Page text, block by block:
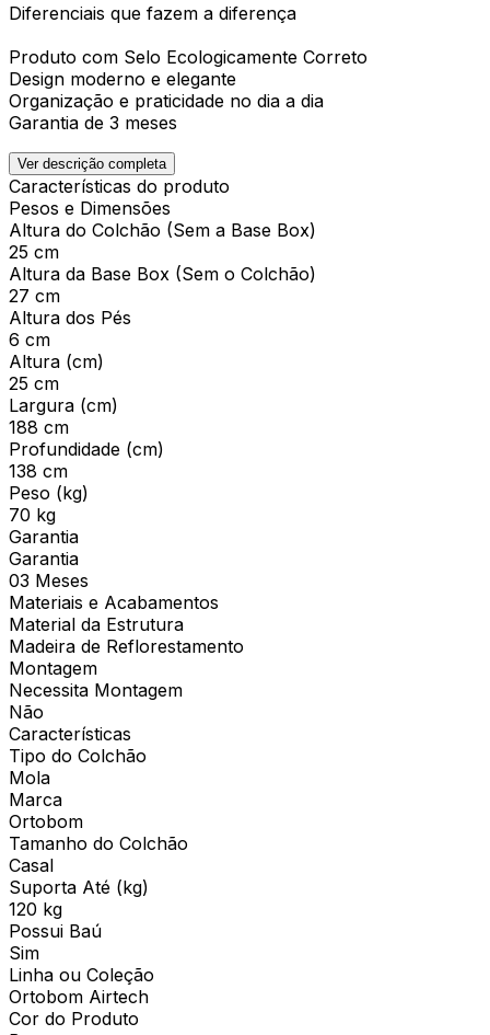
Diferenciais que fazem a diferença
Produto com Selo Ecologicamente Correto
Design moderno e elegante
Organização e praticidade no dia a dia
Garantia de 3 meses
Ver descrição completa
Características do produto
Pesos e Dimensões
Altura do Colchão (Sem a Base Box)
25 cm
Altura da Base Box (Sem o Colchão)
27 cm
Altura dos Pés
6 cm
Altura (cm)
25 cm
Largura (cm)
188 cm
Profundidade (cm)
138 cm
Peso (kg)
70 kg
Garantia
Garantia
03 Meses
Materiais e Acabamentos
Material da Estrutura
Madeira de Reflorestamento
Montagem
Necessita Montagem
Não
Características
Tipo do Colchão
Mola
Marca
Ortobom
Tamanho do Colchão
Casal
Suporta Até (kg)
120 kg
Possui Baú
Sim
Linha ou Coleção
Ortobom Airtech
Cor do Produto